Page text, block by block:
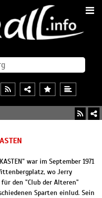
war im September 1971
wo Jerry
den "Club der Alteren"
Sparten einlud. Sein